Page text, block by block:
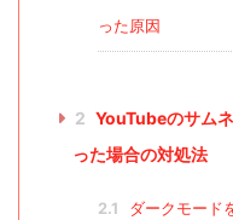
った原因
2 YouTubeのサム
った場合の対処法
2.1 ダークモード